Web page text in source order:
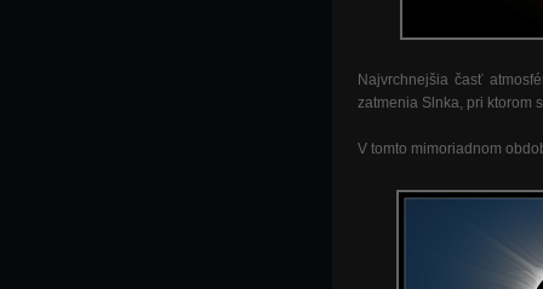
Najvrchnejšia časť
zatmenia Slnka, pri ktorom
V tomto mimoriadnom